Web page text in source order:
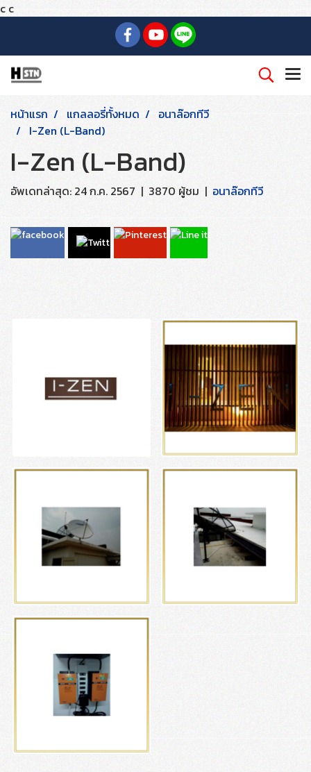
c c
หน้าแรก แกลลอรี่ทั้งหมด
อนาล๊อกทีวี
I-Zen (L-Band)
I-Zen (L-Band)
อัพเดทล่าสุด: 24 ก.ค. 2567 | 3870 ผู้ชม | อนาล๊อกทีวี